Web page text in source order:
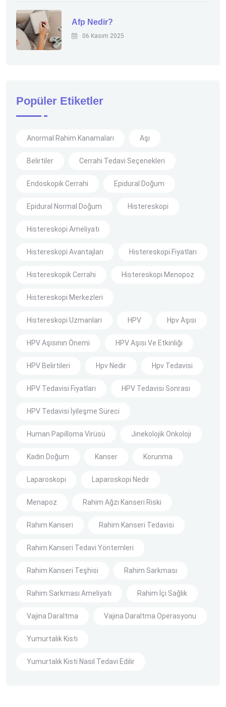
Afp Nedir?
06 Kasım 2025
Popüler Etiketler
Anormal Rahim Kanamaları Aşı
Belirtiler Cerrahi Tedavi Seçenekleri
Endoskopik Cerrahi Epidural Doğum
Epidural Normal Doğum Histereskopi
Histereskopi Ameliyatı
Histereskopi Avantajları Histereskopi Fiyatları
Histereskopik Cerrahi Histereskopi Menopoz
Histereskopi Merkezleri
Histereskopi Uzmanları HPV Hpv Aşısı
HPV Aşısının Önemi HPV Aşısı Ve Etkinliği
HPV Belirtileri Hpv Nedir Hpv Tedavisi
HPV Tedavisi Fiyatları HPV Tedavisi Sonrası
HPV Tedavisi İyileşme Süreci
Human Papilloma Virüsü Jinekolojik Onkoloji
Kadın Doğum Kanser Korunma
Laparoskopi Laparoskopi Nedir
Menapoz Rahim Ağzı Kanseri Riski
Rahim Kanseri Rahim Kanseri Tedavisi
Rahim Kanseri Tedavi Yöntemleri
Rahim Kanseri Teşhisi Rahim Sarkması
Rahim Sarkması Ameliyatı Rahim İçi Sağlık
Vajina Daraltma Vajina Daraltma Operasyonu
Yumurtalık Kisti
Yumurtalık Kisti Nasıl Tedavi Edilir